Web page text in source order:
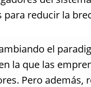
reducir la
el
la que las
Pero además,